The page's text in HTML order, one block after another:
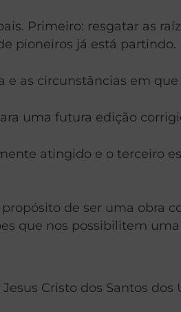
Primeiro: resgatar as
pioneiros já está partindo.
as circunstâncias em que
uma futura edição
atingido e o terceiro
de ser uma obra
que nos possibilitem
Cristo dos Santos